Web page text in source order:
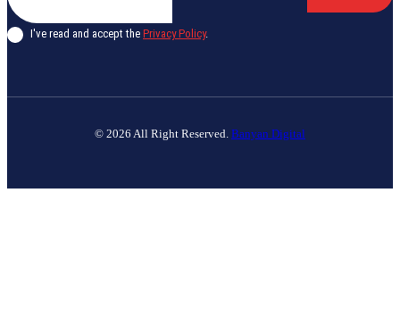
I've read and accept the Privacy Policy.
© 2026 All Right Reserved. Banyan Digital